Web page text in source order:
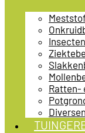
Ratten-
Diversen